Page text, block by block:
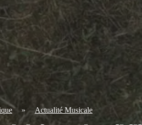
» Actualité Musicale